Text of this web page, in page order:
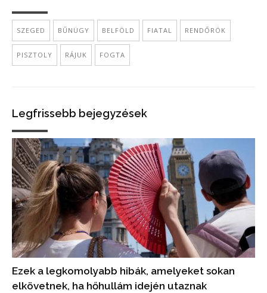
SZEGED BŰNÜGY BELFÖLD FIATAL RENDŐRÖK
PISZTOLY RÁJUK FOGTA
Legfrissebb bejegyzések
Ezek a legkomolyabb hibák, amelyeket sokan
elkövetnek, ha hőhullám idején utaznak